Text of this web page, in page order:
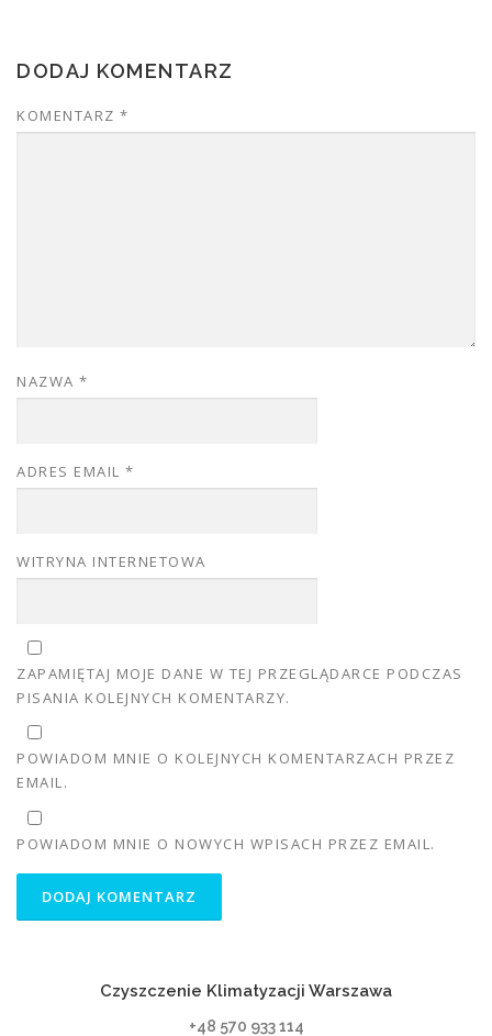
DODAJ KOMENTARZ
KOMENTARZ *
NAZWA *
ADRES EMAIL *
WITRYNA INTERNETOWA
ZAPAMIĘTAJ MOJE DANE W TEJ PRZEGLĄDARCE PODCZAS
PISANIA KOLEJNYCH KOMENTARZY.
POWIADOM MNIE O KOLEJNYCH KOMENTARZACH PRZEZ
EMAIL.
POWIADOM MNIE O NOWYCH WPISACH PRZEZ EMAIL.
Czyszczenie Klimatyzacji Warszawa
+48 570 933 114